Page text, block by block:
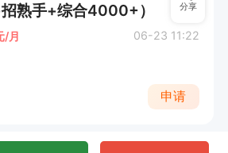
熟手+综合4000+）
/月 06-23 11:22
申请
分享